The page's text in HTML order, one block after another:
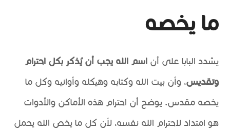
ما يخصه
يشدد البابا على أناسم الله يجب أن يُذكر بكل احترام
وتقديس، وأن بيت الله وكتابه وهيكله وأوانيه وكل ما
يخصه مقدس. يوضح أن احترام هذه الأماكن والأدوات
هو امتداد لاحترام الله نفسه، لأن كل ما يخص الله يحمل